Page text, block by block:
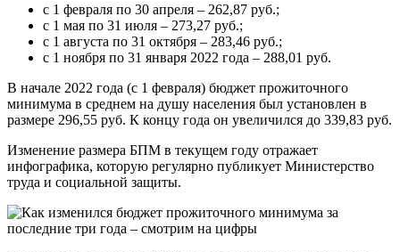
с 1 февраля по 30 апреля – 262,87 руб.;
с 1 мая по 31 июля – 273,27 руб.;
с 1 августа по 31 октября – 283,46 руб.;
с 1 ноября по 31 января 2022 года – 288,01 руб.
В начале 2022 года (с 1 февраля) бюджет прожиточного
минимума в среднем на душу населения был установлен в
размере 296,55 руб. К концу года он увеличился до 339,83 руб.
Изменение размера БПМ в текущем году отражает
инфографика, которую регулярно публикует Министерство
труда и социальной защиты.